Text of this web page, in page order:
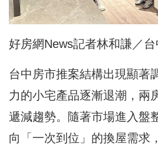
好房網News記者林和謙／
台中房市推案結構出現顯著
力的小宅產品逐漸退潮，兩
遞減趨勢。隨著市場進入盤
向「一次到位」的換屋需求